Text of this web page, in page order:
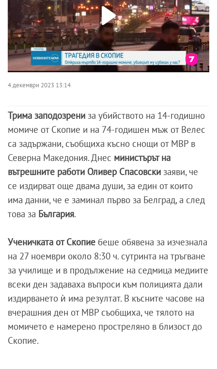
4 декември 2023 13:14
Трима заподозрени за убийството на 14-годишно
момиче от Скопие и на 74-годишен мъж от Велес
са задържани, съобщиха късно снощи от МВР в
Северна Македония. Днес министърът на
вътрешните работи Оливер Спасовски заяви, че
се издирват още двама души, за един от които
има данни, че е заминал първо за Белград, а след
това за България.
Ученичката от Скопие беше обявена за изчезнала
на 27 ноември около 8:30 ч. сутринта на тръгване
за училище и в продължение на седмица медиите
всеки ден задаваха въпроси към полицията дали
издирването ѝ има резултат. В късните часове на
вчерашния ден от МВР съобщиха, че тялото на
момичето е намерено простреляно в близост до
Скопие.